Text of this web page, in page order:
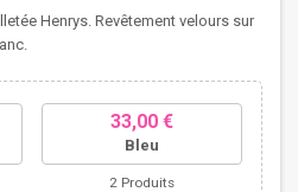
Henrys. Revêtement velours sur
33,00 €
Bleu
2 Produits